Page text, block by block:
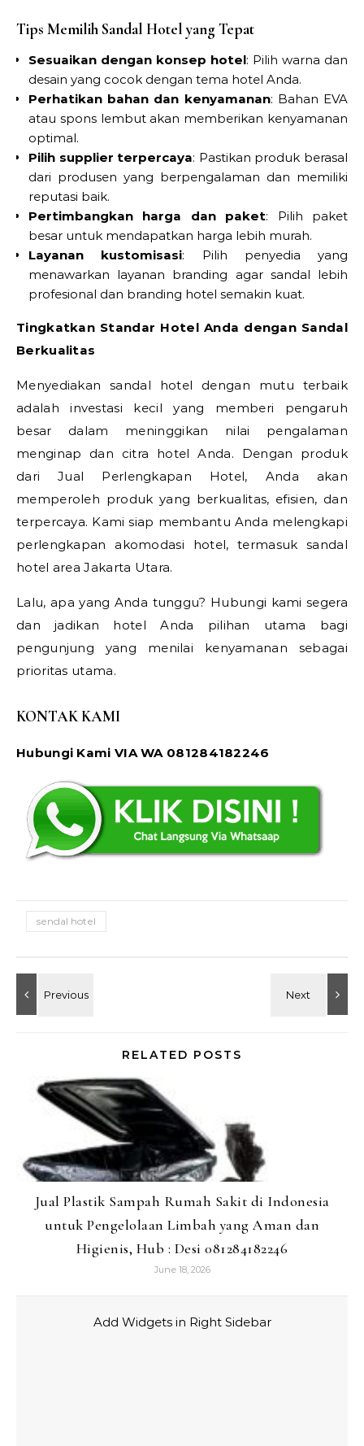
Tips Memilih Sandal Hotel yang Tepat
Sesuaikan dengan konsep hotel: Pilih warna dan
desain yang cocok dengan tema hotel Anda.
Perhatikan bahan dan kenyamanan: Bahan EVA
atau spons lembut akan memberikan kenyamanan
optimal.
Pilih supplier terpercaya: Pastikan produk berasal
dari produsen yang berpengalaman dan memiliki
reputasi baik.
Pertimbangkan harga dan paket: Pilih paket
besar untuk mendapatkan harga lebih murah.
Layanan kustomisasi: Pilih penyedia yang
menawarkan layanan branding agar sandal lebih
profesional dan branding hotel semakin kuat.
Tingkatkan Standar Hotel Anda dengan Sandal
Berkualitas
Menyediakan sandal hotel dengan mutu terbaik
adalah investasi kecil yang memberi pengaruh
besar dalam meninggikan nilai pengalaman
menginap dan citra hotel Anda. Dengan produk
dari Jual Perlengkapan Hotel, Anda akan
memperoleh produk yang berkualitas, efisien, dan
terpercaya. Kami siap membantu Anda melengkapi
perlengkapan akomodasi hotel, termasuk sandal
hotel area Jakarta Utara.
Lalu, apa yang Anda tunggu? Hubungi kami segera
dan jadikan hotel Anda pilihan utama bagi
pengunjung yang menilai kenyamanan sebagai
prioritas utama.
KONTAK KAMI
Hubungi Kami VIA WA 081284182246
sendal hotel
RELATED POSTS
Jual Plastik Sampah Rumah Sakit di Indonesia
untuk Pengelolaan Limbah yang Aman dan
Higienis, Hub : Desi 081284182246
June 18, 2026
Add Widgets in Right Sidebar